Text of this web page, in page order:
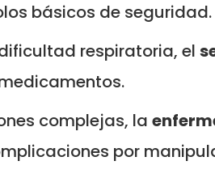
básicos de seguridad.
respiratoria, el
complejas, la
por